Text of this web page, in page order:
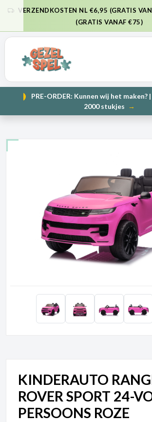
VERZENDKOSTEN NL €6,95 (GRATIS
(GRATIS VANAF €75)
PRE-ORDER: Kunnen wij het maken? |
2000 stukjes →
KINDERAUTO
ROVER SPORT 24-
PERSOONS ROZE